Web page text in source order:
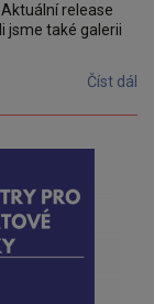
release
jsme také galerii
Číst dál